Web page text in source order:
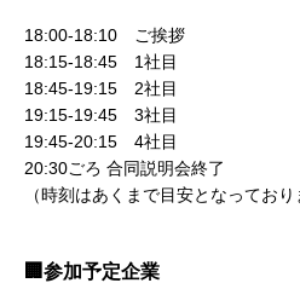
18:00-18:10　ご挨拶
18:15-18:45　1社目
18:45-19:15　2社目
19:15-19:45　3社目
19:45-20:15　4社目
20:30ごろ 合同説明会終了
（時刻はあくまで目安となってお
🏢参加予定企業